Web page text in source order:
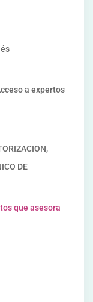
a expertos
DE
que asesora